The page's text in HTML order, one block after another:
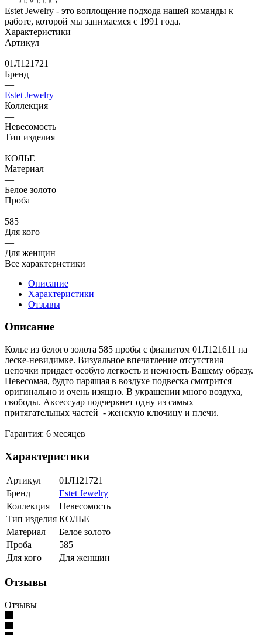
Estet Jewelry - это воплощение подхода нашей команды к
работе, которой мы занимаемся с 1991 года.
Характеристики
Артикул
—
01Л121721
Бренд
—
Estet Jewelry
Коллекция
—
Невесомость
Тип изделия
—
КОЛЬЕ
Материал
—
Белое золото
Проба
—
585
Для кого
—
Для женщин
Все характеристики
Описание
Характеристики
Отзывы
Описание
Колье из белого золота 585 пробы с фианитом 01Л121611 на
леске-невидимке. Визуальное впечатление отсутствия
цепочки придает особую легкость и нежность Вашему образу.
Невесомая, будто парящая в воздухе подвеска смотрится
оригинально и очень изящно. В украшении много воздуха,
свободы. Аксессуар подчеркнет одну из самых
притягательных частей - женскую ключицу и плечи.
Гарантия: 6 месяцев
Характеристики
Артикул
01Л121721
Бренд
Estet Jewelry
Коллекция
Невесомость
Тип изделия КОЛЬЕ
Материал
Белое золото
Проба
585
Для кого
Для женщин
Отзывы
Отзывы